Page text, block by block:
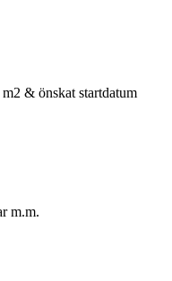
& önskat startdatum
m.m.